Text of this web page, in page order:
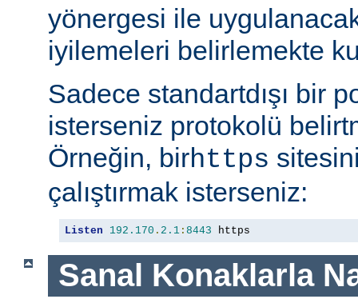
yönergesi ile
iyilemeleri belirlemekte
Sadece standartdışı bir
isterseniz protokolü
Örneğin, birhttps
çalıştırmak isterseniz:
Listen 192.170 . 2.1 : 8443 https
Sanal Konaklarla